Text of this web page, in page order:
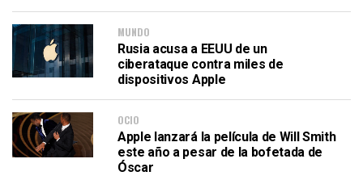
MUNDO
Rusia acusa a EEUU de un
ciberataque contra miles de
dispositivos Apple
OCIO
Apple lanzará la película de Will Smith
este año a pesar de la bofetada de
Óscar